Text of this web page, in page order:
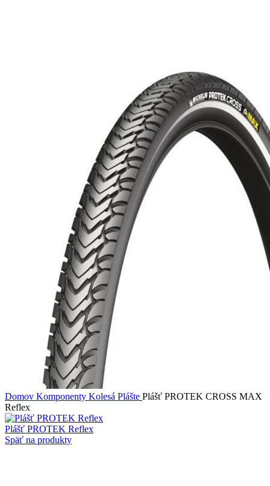
Domov Komponenty Kolesá Plášte Plášť PROTEK CROSS MAX
Reflex
Plášť PROTEK Reflex
Späť na produkty